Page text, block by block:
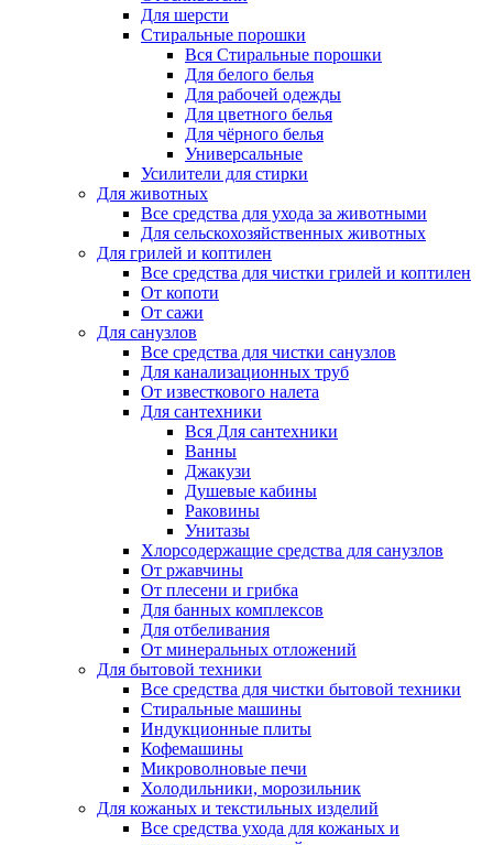
Для шерсти
Стиральные порошки
Вся Стиральные порошки
Для белого белья
Для рабочей одежды
Для цветного белья
Для чёрного белья
Универсальные
Усилители для стирки
Для животных
Все средства для ухода за животными
Для сельскохозяйственных животных
Для грилей и коптилен
Все средства для чистки грилей и коптилен
От копоти
От сажи
Для санузлов
Все средства для чистки санузлов
Для канализационных труб
От известкового налета
Для сантехники
Вся Для сантехники
Ванны
Джакузи
Душевые кабины
Раковины
Унитазы
Хлорсодержащие средства для санузлов
От ржавчины
От плесени и грибка
Для банных комплексов
Для отбеливания
От минеральных отложений
Для бытовой техники
Все средства для чистки бытовой техники
Стиральные машины
Индукционные плиты
Кофемашины
Микроволновые печи
Холодильники, морозильник
Для кожаных и текстильных изделий
Все средства ухода для кожаных и